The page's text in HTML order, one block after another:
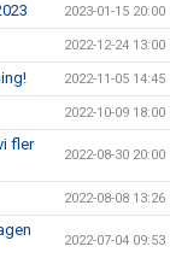
2023-01-15 20:00
2022-12-24 13:00
2022-11-05 14:45
2022-10-09 18:00
fler
2022-08-30 20:00
2022-08-08 13:26
2022-07-04 09:53